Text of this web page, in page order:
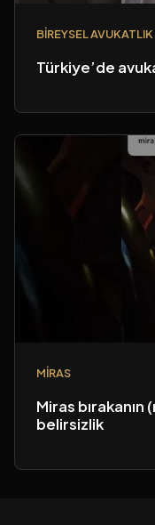
BIREYSEL AVUKATLIK
Türkiye’de
MIRAS
Miras bırakanın
belirsizlik
Kısa Açıklama /